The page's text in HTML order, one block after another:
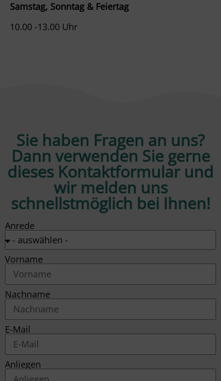
Samstag, Sonntag & Feiertag
10.00 -13.00 Uhr
Sie haben Fragen an uns?
Dann verwenden Sie gerne
dieses Kontaktformular und
wir melden uns
schnellstmöglich bei Ihnen!
Anrede
Vorname
Nachname
E-Mail
Anliegen